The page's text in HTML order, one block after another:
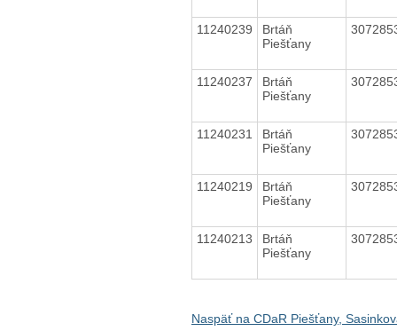
11240239
Brtáň
Piešťany
11240237
Brtáň
Piešťany
11240231
Brtáň
Piešťany
11240219
Brtáň
Piešťany
11240213
Brtáň
Piešťany
Naspäť na CDaR Piešťany,